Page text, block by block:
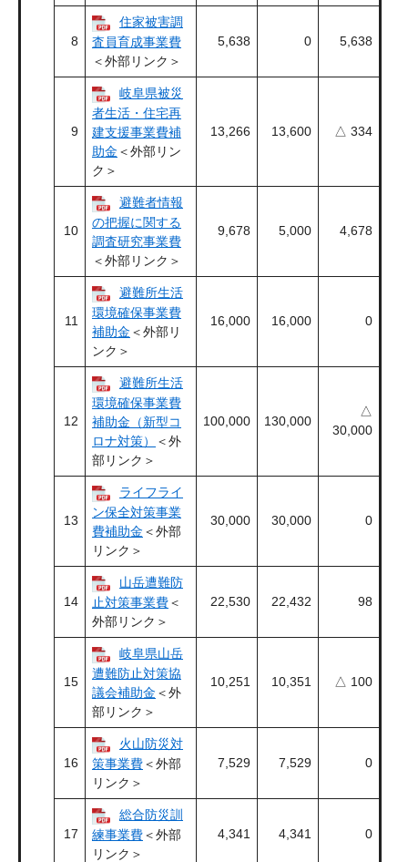
8
住家被害調
査員育成事業費
＜外部リンク＞
5,638 0 5,638
9
岐阜県被災
者生活・住宅再
建支援事業費補
助金 ＜外部リン
ク＞
13,266 13,600 △ 334
10
避難者情報
の把握に関する
調査研究事業費
＜外部リンク＞
9,678 5,000 4,678
11
避難所生活
環境確保事業費
補助金 ＜外部リ
ンク＞
16,000 16,000 0
12
避難所生活
環境確保事業費
補助金（新型コ
ロナ対策）
＜外
部リンク＞
100,000 130,000
△
30,000
13
ライフライ
ン保全対策事業
費補助金 ＜外部
リンク＞
30,000 30,000 0
14
山岳遭難防
止対策事業費＜
外部リンク＞
22,530 22,432 98
15
岐阜県山岳
遭難防止対策協
議会補助金 ＜外
部リンク＞
10,251 10,351 △ 100
16
火山防災対
策事業費＜外部
リンク＞
7,529 7,529 0
17
総合防災訓
練事業費＜外部
リンク＞
4,341 4,341 0